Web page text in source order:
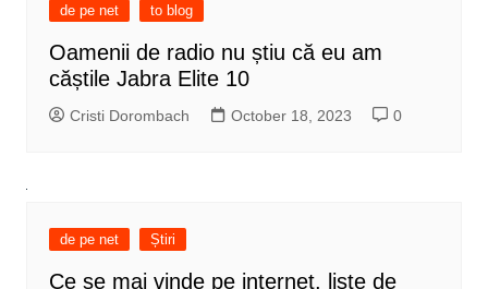
de pe net to blog
Oamenii de radio nu știu că eu am
căștile Jabra Elite 10
Cristi Dorombach October 18, 2023 0
de pe net Știri
Ce se mai vinde pe internet, liste de